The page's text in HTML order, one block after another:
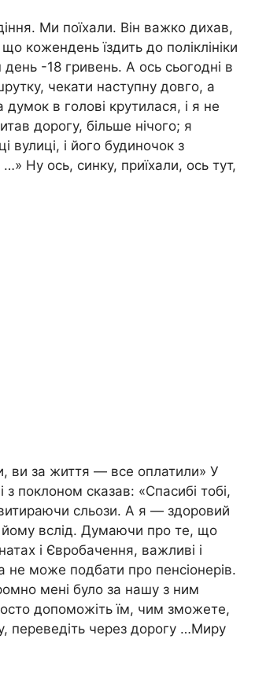
Ми поїхали. Він важко дихав,
кожендень їздить до поліклініки
-18 гривень. А ось сьогодні в
чекати наступну довго, а
думок в голові крутилася, і я не
дорогу, більше нічого; я
вулиці, і його будиночок з
Ну ось, синку, приїхали, ось тут,
ви за життя — все оплатили» У
поклоном сказав: «Спасибі тобі,
сльози. А я — здоровий
йому вслід. Думаючи про те, що
і Євробачення, важливі і
може подбати про пенсіонерів.
мені було за нашу з ним
допоможіть їм, чим зможете,
переведіть через дорогу …Миру